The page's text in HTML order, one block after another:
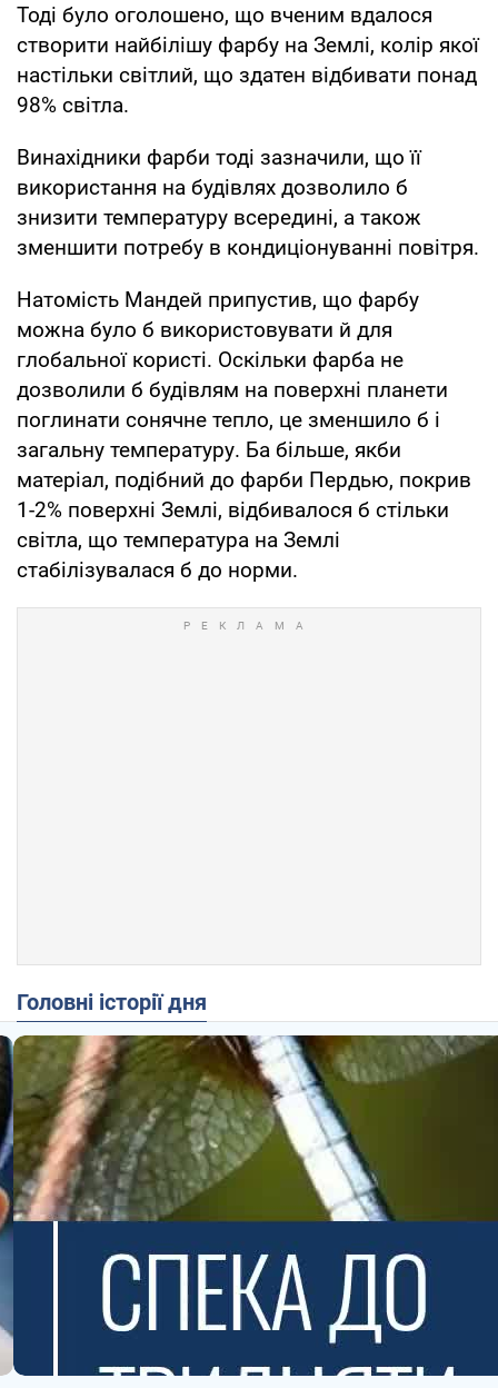
Тоді було оголошено, що вченим вдалося
створити найбілішу фарбу на Землі, колір якої
настільки світлий, що здатен відбивати понад
98% світла.
Винахідники фарби тоді зазначили, що її
використання на будівлях дозволило б
знизити температуру всередині, а також
зменшити потребу в кондиціонуванні повітря.
Натомість Мандей припустив, що фарбу
можна було б використовувати й для
глобальної користі. Оскільки фарба не
дозволили б будівлям на поверхні планети
поглинати сонячне тепло, це зменшило б і
загальну температуру. Ба більше, якби
матеріал, подібний до фарби Пердью, покрив
1-2% поверхні Землі, відбивалося б стільки
світла, що температура на Землі
стабілізувалася б до норми.
Головні історії дня